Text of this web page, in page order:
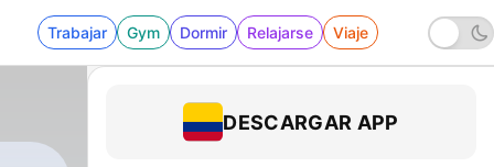
Trabajar Gym Dormir Relajarse Viaje
DESCARGAR APP